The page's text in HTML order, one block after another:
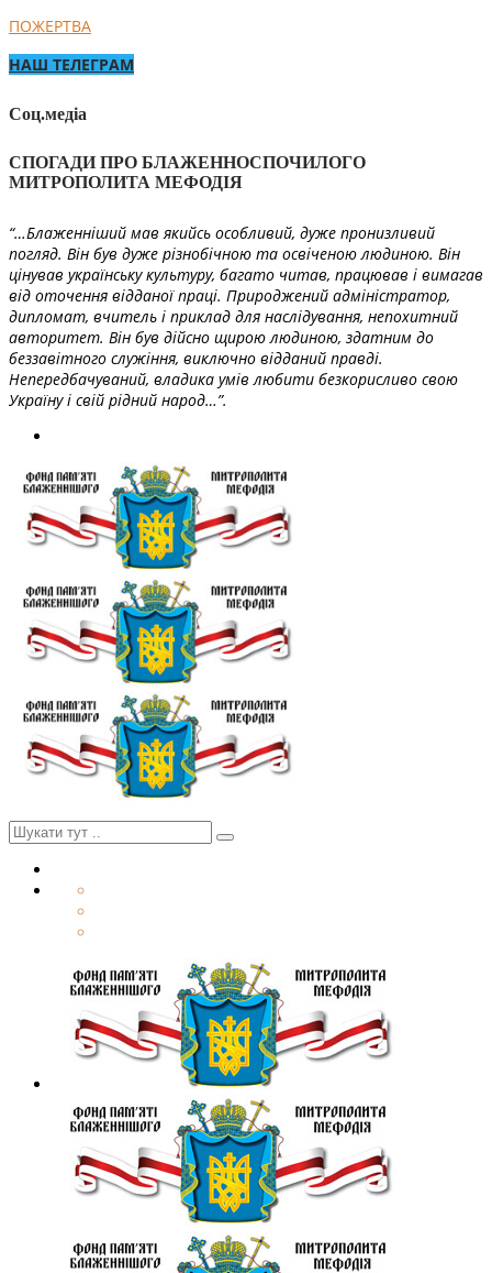
ПОЖЕРТВА
НАШ ТЕЛЕГРАМ
Соц.медіа
СПОГАДИ ПРО БЛАЖЕННОСПОЧИЛОГО
МИТРОПОЛИТА МЕФОДІЯ
“…Блаженніший мав якийсь особливий, дуже пронизливий
погляд. Він був дуже різнобічною та освіченою людиною. Він
цінував українську культуру, багато читав, працював і вимагав
від оточення відданої праці. Природжений адміністратор,
дипломат, вчитель і приклад для наслідування, непохитний
авторитет. Він був дійсно щирою людиною, здатним до
беззавітного служіння, виключно відданий правді.
Непередбачуваний, владика умів любити безкорисливо свою
Україну і свій рідний народ…”.